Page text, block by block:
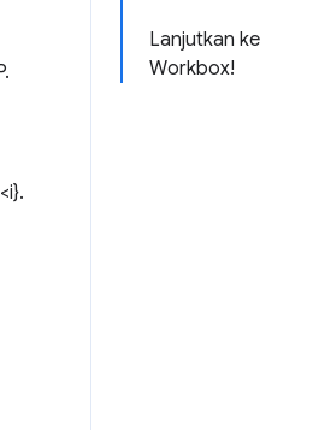
Lanjutkan ke
Workbox!